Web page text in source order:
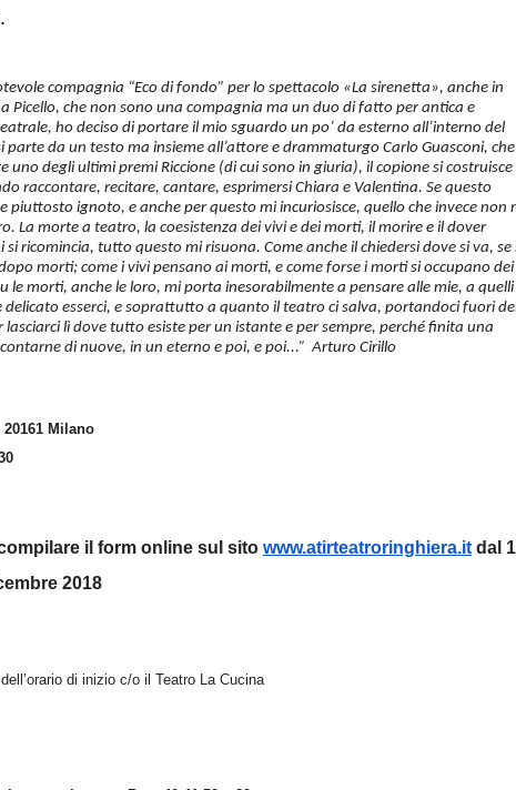
compagnia “Eco di fondo” per lo spettacolo «La sirenetta», anche in
Picello, che non sono una compagnia ma un duo di fatto per antica e
ho deciso di portare il mio sguardo un po’ da esterno all’interno del
da un testo ma insieme all’attore e drammaturgo Carlo Guasconi, che
degli ultimi premi Riccione (di cui sono in giuria), il copione si costruisce
raccontare, recitare, cantare, esprimersi Chiara e Valentina. Se questo
piuttosto ignoto, e anche per questo mi incuriosisce, quello che invece non
La morte a teatro, la coesistenza dei vivi e dei morti, il morire e il dover
ricomincia, tutto questo mi risuona. Come anche il chiedersi dove si va, se
morti; come i vivi pensano ai morti, e come forse i morti si occupano dei
le morti, anche le loro, mi porta inesorabilmente a pensare alle mie, a quelli
delicato esserci, e soprattutto a quanto il teatro ci salva, portandoci fuori
lì dove tutto esiste per un istante e per sempre, perché finita una
di nuove, in un eterno e poi, e poi...” Arturo Cirillo
Milano
il form online sul sito www.atirteatroringhiera.it dal
2018
di inizio c/o il Teatro La Cucina